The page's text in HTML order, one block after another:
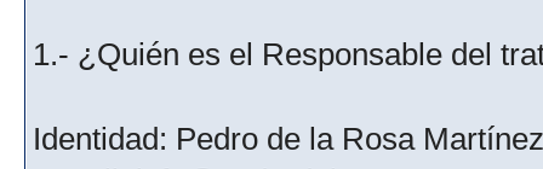
1.- ¿Quién es el Responsable del
Identidad: Pedro de la Rosa Martínez